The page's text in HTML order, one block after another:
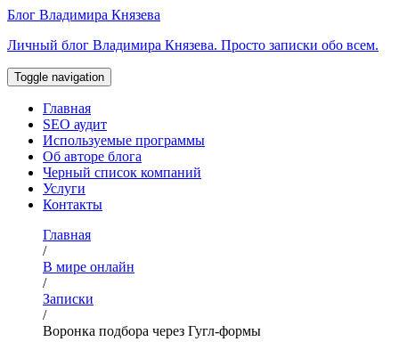
Перейти
содержимому
Блог Владимира Князева
Личный блог Владимира Князева. Просто записки обо всем.
Toggle navigation
Главная
SEO аудит
Используемые программы
Об авторе блога
Черный список компаний
Услуги
Контакты
Главная
/
В мире онлайн
/
Записки
/
Воронка подбора через Гугл-формы